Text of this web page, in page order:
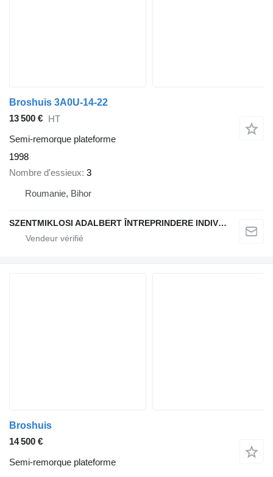
Broshuis 3A0U-14-22
13 500 € HT
Semi-remorque plateforme
1998
Nombre d'essieux 3
Roumanie, Bihor
SZENTMIKLOSI ADALBERT ÎNTREPRINDERE INDIVIDUALĂ
Broshuis
14 500 €
Semi-remorque plateforme